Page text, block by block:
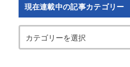
現在連載中の記事カテゴリー